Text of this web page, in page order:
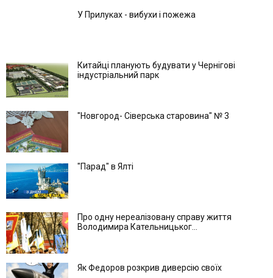
У Прилуках - вибухи і пожежа
Китайці планують будувати у Чернігові
індустріальний парк
"Новгород- Сіверська старовина" № 3
"Парад" в Ялті
Про одну нереалізовану справу життя
Володимира Кательницьког...
Як Федоров розкрив диверсію своїх